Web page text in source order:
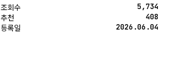
조회수 5,734
추천 408
등록일 2026.06.04